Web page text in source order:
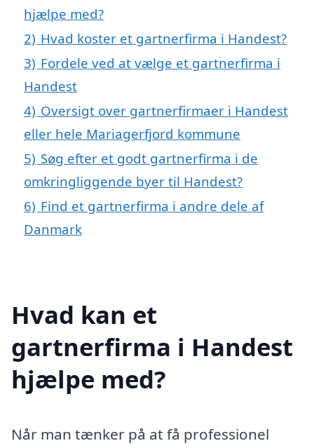
hjælpe med?
2) Hvad koster et gartnerfirma i Handest?
3) Fordele ved at vælge et gartnerfirma i
Handest
4) Oversigt over gartnerfirmaer i Handest
eller hele Mariagerfjord kommune
5) Søg efter et godt gartnerfirma i de
omkringliggende byer til Handest?
6) Find et gartnerfirma i andre dele af
Danmark
Hvad kan et
gartnerfirma i Handest
hjælpe med?
Når man tænker på at få professionel